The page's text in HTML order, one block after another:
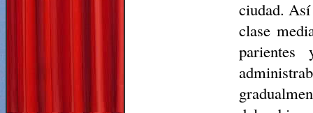
ciudad.
clase
parientes